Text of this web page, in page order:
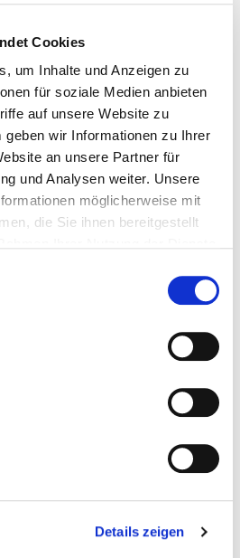
Cookies
um Inhalte und Anzeigen zu
für soziale Medien anbieten
auf unsere Website zu
geben wir Informationen zu Ihrer
an unsere Partner für
und Analysen weiter. Unsere
möglicherweise mit
die Sie ihnen bereitgestellt
Details zeigen
verwendet, um Besuchern
Die Absicht ist, Anzeigen zu
ansprechend für den einzelnen
wertvoller für Publisher und
sind.
Zweck
Maximale
Tage
Youtube-Videos
Sitzung